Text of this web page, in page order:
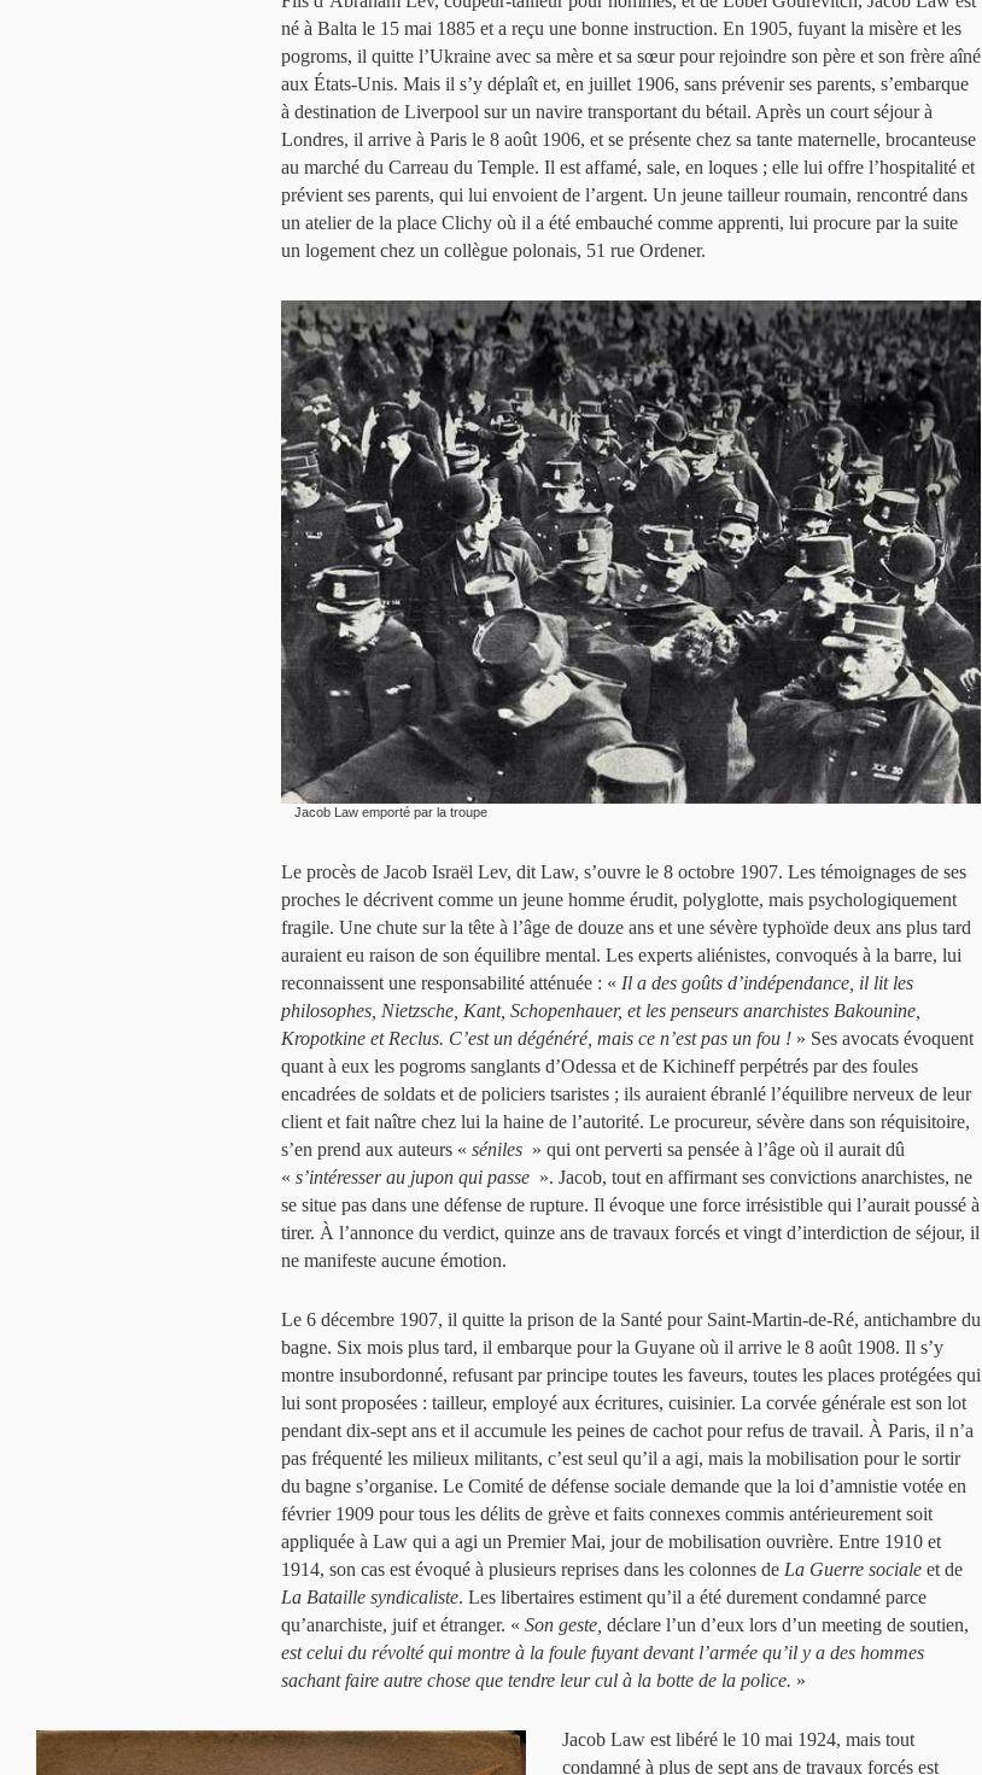
né à Balta le 15 mai 1885 et a reçu une bonne instruction. En 1905, fuyant la misère et les
pogroms, il quitte l’Ukraine avec sa mère et sa sœur pour rejoindre son père et son frère aîné
aux États-Unis. Mais il s’y déplaît et, en juillet 1906, sans prévenir ses parents, s’embarque
à destination de Liverpool sur un navire transportant du bétail. Après un court séjour à
Londres, il arrive à Paris le 8 août 1906, et se présente chez sa tante maternelle, brocanteuse
au marché du Carreau du Temple. Il est affamé, sale, en loques ; elle lui offre l’hospitalité et
prévient ses parents, qui lui envoient de l’argent. Un jeune tailleur roumain, rencontré dans
un atelier de la place Clichy où il a été embauché comme apprenti, lui procure par la suite
un logement chez un collègue polonais, 51 rue Ordener.
Jacob Law emporté par la troupe
Le procès de Jacob Israël Lev, dit Law, s’ouvre le 8 octobre 1907. Les témoignages de ses
proches le décrivent comme un jeune homme érudit, polyglotte, mais psychologiquement
fragile. Une chute sur la tête à l’âge de douze ans et une sévère typhoïde deux ans plus tard
auraient eu raison de son équilibre mental. Les experts aliénistes, convoqués à la barre, lui
reconnaissent une responsabilité atténuée : « Il a des goûts d’indépendance, il lit les
philosophes, Nietzsche, Kant, Schopenhauer, et les penseurs anarchistes Bakounine,
Kropotkine et Reclus. C’est un dégénéré, mais ce n’est pas un fou ! » Ses avocats évoquent
quant à eux les pogroms sanglants d’Odessa et de Kichineff perpétrés par des foules
encadrées de soldats et de policiers tsaristes ; ils auraient ébranlé l’équilibre nerveux de leur
client et fait naître chez lui la haine de l’autorité. Le procureur, sévère dans son réquisitoire,
s’en prend aux auteurs « séniles » qui ont perverti sa pensée à l’âge où il aurait dû
« s’intéresser au jupon qui passe ». Jacob, tout en affirmant ses convictions anarchistes, ne
se situe pas dans une défense de rupture. Il évoque une force irrésistible qui l’aurait poussé à
tirer. À l’annonce du verdict, quinze ans de travaux forcés et vingt d’interdiction de séjour, il
ne manifeste aucune émotion.
Le 6 décembre 1907, il quitte la prison de la Santé pour Saint-Martin-de-Ré, antichambre du
bagne. Six mois plus tard, il embarque pour la Guyane où il arrive le 8 août 1908. Il s’y
montre insubordonné, refusant par principe toutes les faveurs, toutes les places protégées qui
lui sont proposées : tailleur, employé aux écritures, cuisinier. La corvée générale est son lot
pendant dix-sept ans et il accumule les peines de cachot pour refus de travail. À Paris, il n’a
pas fréquenté les milieux militants, c’est seul qu’il a agi, mais la mobilisation pour le sortir
du bagne s’organise. Le Comité de défense sociale demande que la loi d’amnistie votée en
février 1909 pour tous les délits de grève et faits connexes commis antérieurement soit
appliquée à Law qui a agi un Premier Mai, jour de mobilisation ouvrière. Entre 1910 et
1914, son cas est évoqué à plusieurs reprises dans les colonnes de La Guerre sociale et de
La Bataille syndicaliste. Les libertaires estiment qu’il a été durement condamné parce
qu’anarchiste, juif et étranger. « Son geste, déclare l’un d’eux lors d’un meeting de soutien,
est celui du révolté qui montre à la foule fuyant devant l’armée qu’il y a des hommes
sachant faire autre chose que tendre leur cul à la botte de la police. »
Jacob Law est libéré le 10 mai 1924, mais tout
condamné à plus de sept ans de travaux forcés est